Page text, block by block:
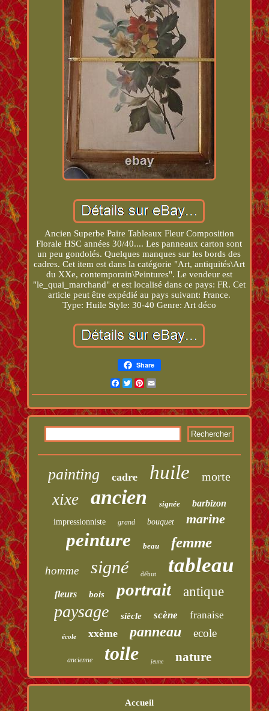
Ancien Superbe Paire Tableaux Fleur Composition
Florale HSC années 30/40.... Les panneaux carton sont
un peu gondolés. Quelques manques sur les bords des
cadres. Cet item est dans la catégorie "Art, antiquités\Art
du XXe, contemporain\Peintures". Le vendeur est
"le_quai_marchand" et est localisé dans ce pays: FR. Cet
article peut être expédié au pays suivant: France.
Type: Huile Style: 30-40 Genre: Art déco
Share
Facebook
TwitterPinterest
painting cadre huile morte
xixe ancien signée barbizon
impressionniste grand bouquet marine
peinture beau femme
homme signé début tableau
fleurs bois portrait antique
paysage siècle scène franaise
école xxème panneau ecole
ancienne toile jeune nature
Accueil